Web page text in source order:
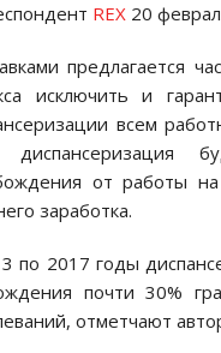
REX 20
предлагается
исключить и
всем
диспансеризация
от работы
заработка.
по 2017 годы
почти 30%
отметчают